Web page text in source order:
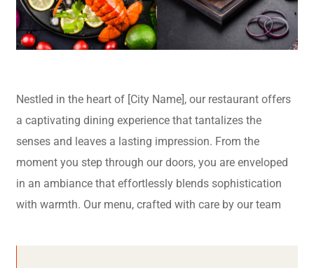
Nestled in the heart of [City Name], our restaurant offers
a captivating dining experience that tantalizes the
senses and leaves a lasting impression. From the
moment you step through our doors, you are enveloped
in an ambiance that effortlessly blends sophistication
with warmth. Our menu, crafted with care by our team